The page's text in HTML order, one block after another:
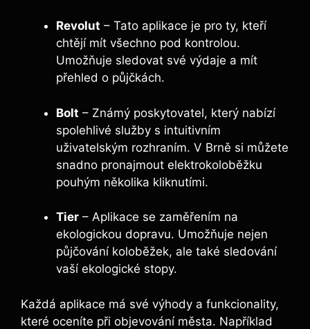
Revolut – Tato aplikace je pro ty, kteří
chtějí mít všechno pod kontrolou.
Umožňuje sledovat své výdaje a mít
přehled o půjčkách.
Bolt – Známý poskytovatel, který nabízí
spolehlivé služby s intuitivním
uživatelským rozhraním. V Brně si můžete
snadno pronajmout elektrokoloběžku
pouhým několika kliknutími.
Tier – Aplikace se zaměřením na
ekologickou dopravu. Umožňuje nejen
půjčování koloběžek, ale také sledování
vaší ekologické stopy.
Každá aplikace má své výhody a funkcionality,
které oceníte při objevování města. Například